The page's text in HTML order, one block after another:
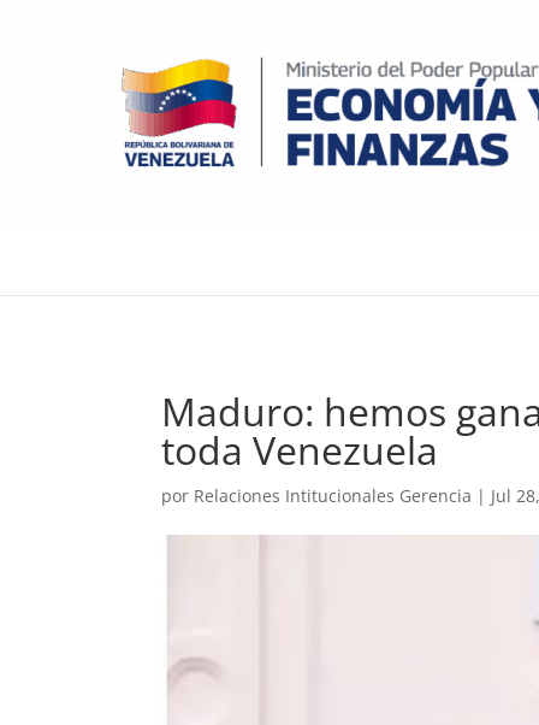
Maduro: hemos
toda Venezuela
por Relaciones Intitucionales Gerencia | Jul